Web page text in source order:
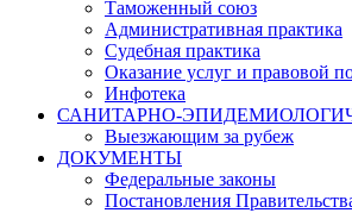
Таможенный союз
Административная практика
Судебная практика
Оказание услуг и правовой
Инфотека
САНИТАРНО-
Выезжающим за рубеж
ДОКУМЕНТЫ
Федеральные законы
Постановления